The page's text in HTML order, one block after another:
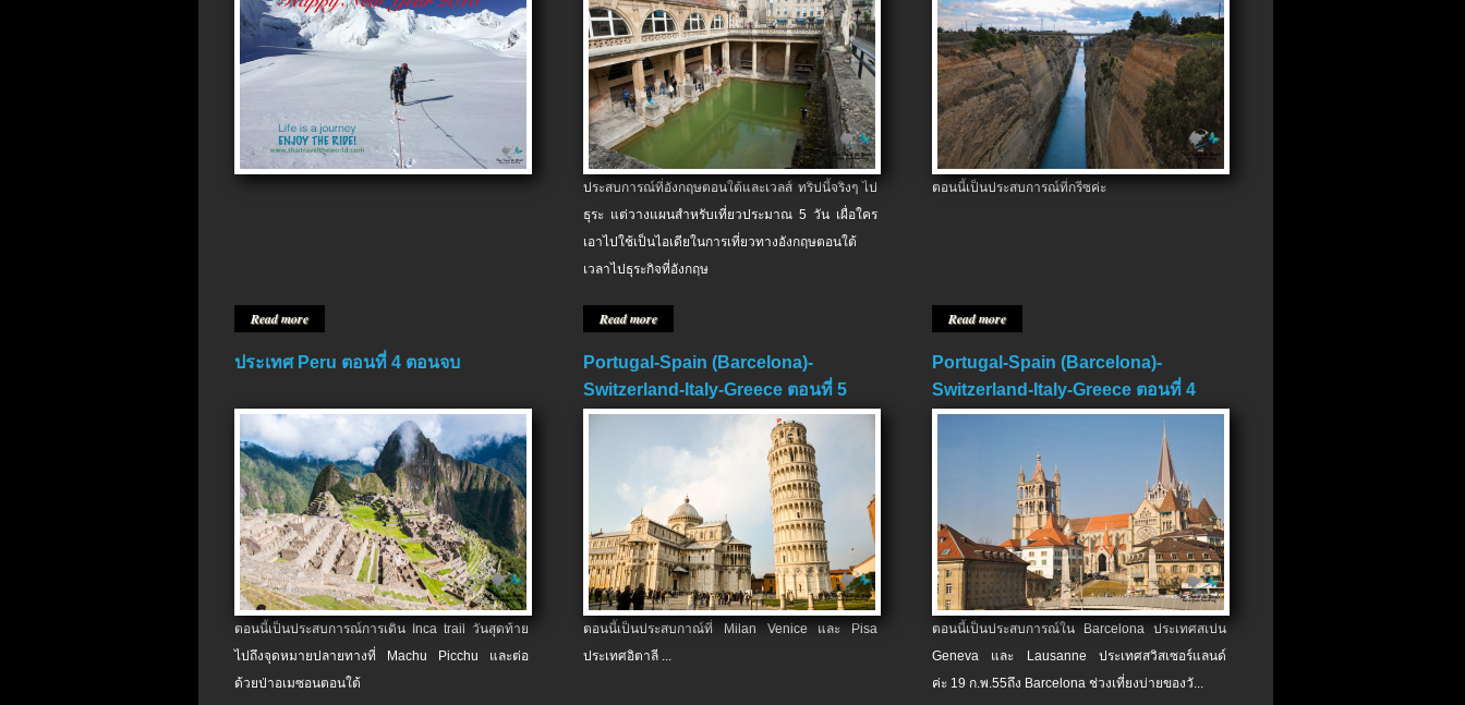
Read more
ประสบการณ์ที่อังกฤษตอนใต้และเวลส์ ทริปนี้จริงๆ ไป
ธุระ แต่วางแผนสำหรับเที่ยวประมาณ 5 วัน เผื่อใคร
เอาไปใช้เป็นไอเดียในการเที่ยวทางอังกฤษตอนใต้
เวลาไปธุระกิจที่อังกฤษ
Read more
ตอนนี้เป็นประสบการณ์ที่กรีซค่ะ
Read more
ประเทศ Peru ตอนที่ 4 ตอนจบ
ตอนนี้เป็นประสบการณ์การเดิน Inca trail วันสุดท้าย
ไปถึงจุดหมายปลายทางที่ Machu Picchu และต่อ
ด้วยป่าอเมซอนตอนใต้
Portugal-Spain (Barcelona)-
Switzerland-Italy-Greece ตอนที่ 5
ตอนนี้เป็นประสบกาณ์ที่ Milan Venice และ Pisa
ประเทศอิตาลี ...
Portugal-Spain (Barcelona)-
Switzerland-Italy-Greece ตอนที่ 4
ตอนนี้เป็นประสบการณ์ใน Barcelona ประเทศสเปน
Geneva และ Lausanne ประเทศสวิสเซอร์แลนด์
ค่ะ 19 ก.พ.​55ถึง Barcelona ช่วงเที่ยงบ่ายของวั...